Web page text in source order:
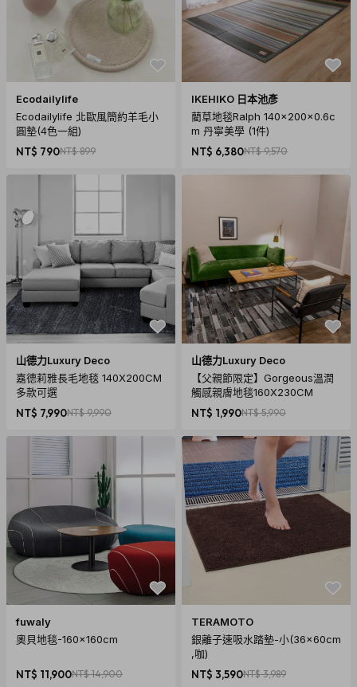
Ecodailylife
Ecodailylife 北歐風簡約羊毛小
圓墊(4色一組)
NT$ 790NT$ 899
IKEHIKO 日本池彥
藺草地毯Ralph 140x200x0.6c
m 丹寧美學 (1件)
NT$ 6,380NT$ 9,570
山德力Luxury Deco
嘉德莉雅長毛地毯 140X200CM
多款可選
NT$ 7,990NT$ 9,990
山德力Luxury Deco
【父親節限定】Gorgeous溫潤
觸感親膚地毯160X230CM
NT$ 1,990NT$ 5,990
fuwaly
奧貝地毯-160x160cm
NT$ 11,900NT$ 14,900
TERAMOTO
銀離子速吸水踏墊-小(36x60cm
,咖)
NT$ 3,590NT$ 3,989